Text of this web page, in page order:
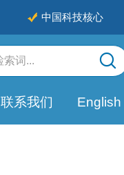
中国科技核心
联系我们 English